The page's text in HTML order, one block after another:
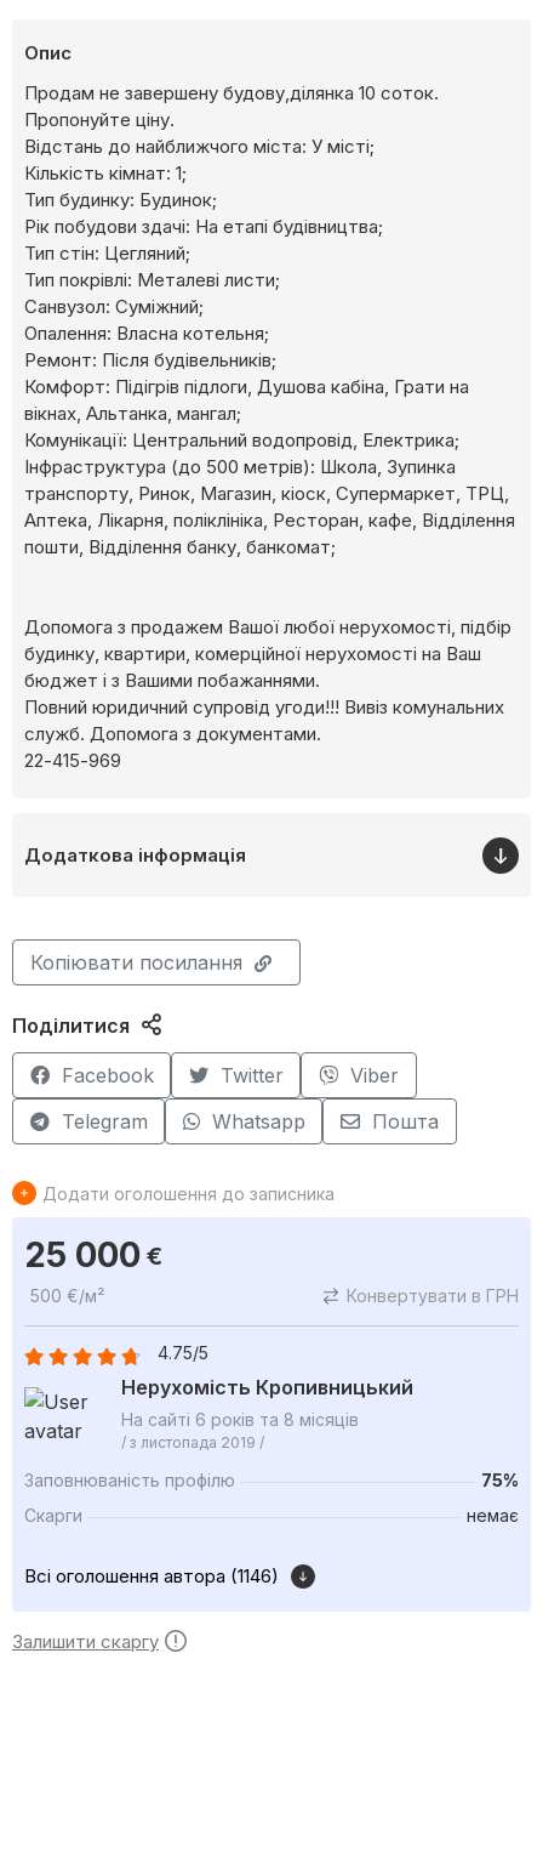
Опис
Продам не завершену будову,ділянка 10 соток.
Пропонуйте ціну.
Відстань до найближчого міста: У місті;
Кількість кімнат: 1;
Тип будинку: Будинок;
Рік побудови здачі: На етапі будівництва;
Тип стін: Цегляний;
Тип покрівлі: Металеві листи;
Cанвузол: Суміжний;
Опалення: Власна котельня;
Ремонт: Після будівельників;
Комфорт: Підігрів підлоги, Душова кабіна, Грати на
вікнах, Альтанка, мангал;
Комунікації: Центральний водопровід, Електрика;
Інфраструктура (до 500 метрів): Школа, Зупинка
транспорту, Ринок, Магазин, кіоск, Супермаркет, ТРЦ,
Аптека, Лікарня, поліклініка, Ресторан, кафе, Відділення
пошти, Відділення банку, банкомат;
Допомога з продажем Вашої любої нерухомості, підбір
будинку, квартири, комерційної нерухомості на Ваш
бюджет і з Вашими побажаннями.
Повний юридичний супровід угоди!!! Вивіз комунальних
служб. Допомога з документами.
22-415-969
Додаткова інформація
Копіювати посилання
Поділитися
Facebook Twitter
Viber
Telegram
Whatsapp Пошта
Додати оголошення до записника
25 000 €
500 €/м² Конвертувати в ГРН
4.75/5
Нерухомість Кропивницький
На сайті 6 років та 8 місяців
/ з листопада 2019 /
Заповнюваність профілю
75%
Скарги
немає
Всі оголошення автора (1146)
Залишити скаргу